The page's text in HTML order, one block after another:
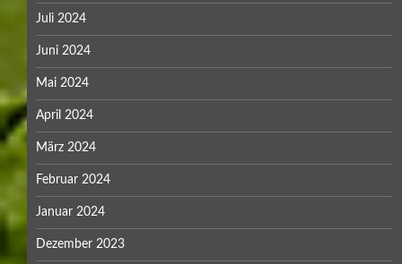
Juli 2024
Juni 2024
Mai 2024
April 2024
März 2024
Februar 2024
Januar 2024
Dezember 2023